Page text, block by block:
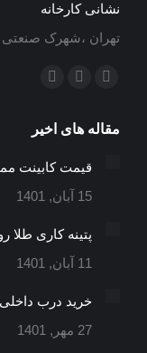
نشانی کارخانه
تهران ،شهرک صنعتی
ما را دنبال کنید در:
کردن
پنجره
جدید
کردن
برگه
پنجره
جدید
کردن
برگه
پنجره
جدید
مقاله های اخیر
قیمت کابینت
15 آبان, 1401
پتینه کاری
11 آبان, 1401
خرید درب داخلی
27 مهر, 1401